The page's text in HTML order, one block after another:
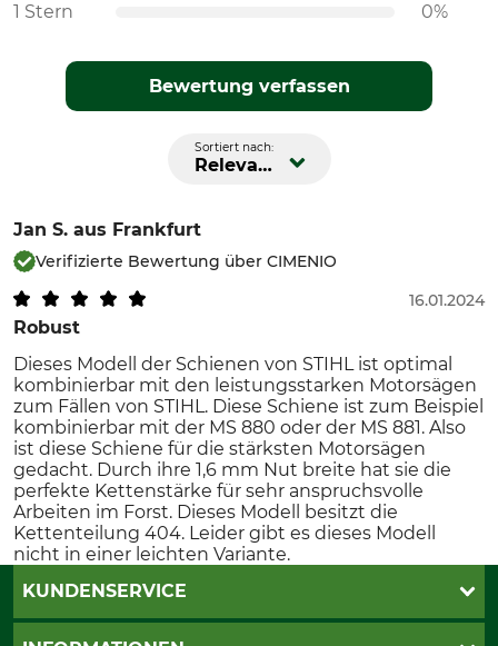
1 Stern
0%
Bewertung verfassen
Sortiert nach:
Relevanz
Jan S. aus Frankfurt
Verifizierte Bewertung über CIMENIO
Robust
16.01.2024
Dieses Modell der Schienen von STIHL ist optimal
kombinierbar mit den leistungsstarken Motorsägen
zum Fällen von STIHL. Diese Schiene ist zum Beispiel
kombinierbar mit der MS 880 oder der MS 881. Also
ist diese Schiene für die stärksten Motorsägen
gedacht. Durch ihre 1,6 mm Nut breite hat sie die
perfekte Kettenstärke für sehr anspruchsvolle
Arbeiten im Forst. Dieses Modell besitzt die
Kettenteilung 404. Leider gibt es dieses Modell
nicht in einer leichten Variante.
KUNDENSERVICE
Live-Shopping